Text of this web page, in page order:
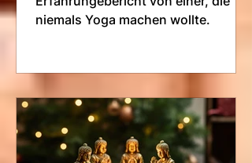
niemals Yoga machen wollte.